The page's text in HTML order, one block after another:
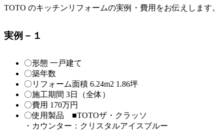
TOTO のキッチンリフォームの実例・費用をお伝えします。
実例－１
〇形態 一戸建て
〇築年数
〇リフォーム面積 6.24m2 1.86坪
〇施工期間 3日（全体）
〇費用 170万円
〇使用製品 ■TOTOザ・クラッソ
・カウンター：クリスタルアイスブルー